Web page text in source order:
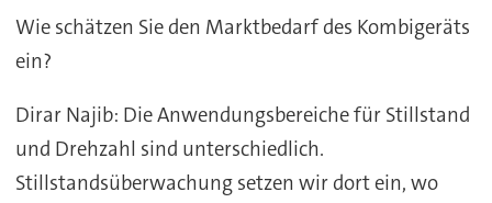
Wie schätzen Sie den Marktbedarf des Kombigeräts
ein?
Dirar Najib: Die Anwendungsbereiche für Stillstand
und Drehzahl sind unterschiedlich.
Stillstandsüberwachung setzen wir dort ein, wo